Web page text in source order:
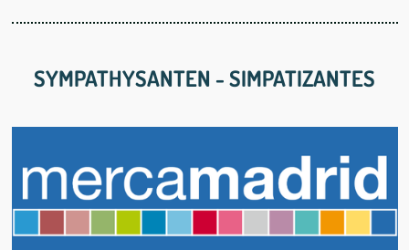
SYMPATHYSANTEN - SIMPATIZANTES